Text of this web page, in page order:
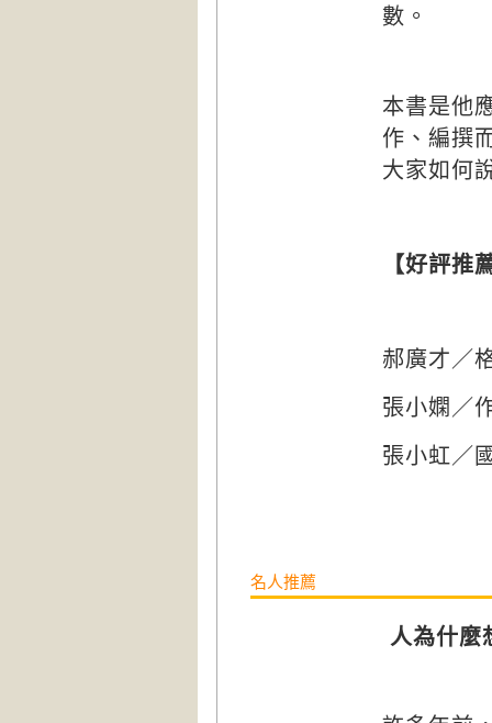
數。
本書是他
作、編撰
大家如何
【好評推
郝廣才／
張小嫻／
張小虹／
名人推薦
人為什麼